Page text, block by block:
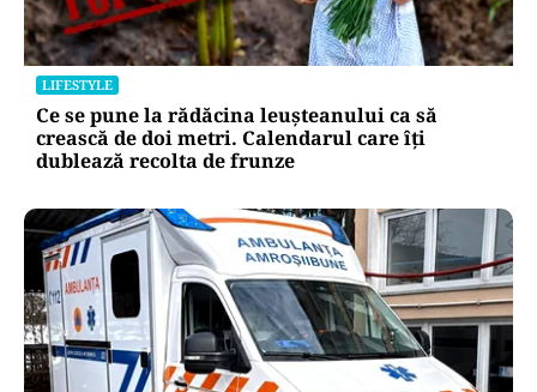
LIFESTYLE
Ce se pune la rădăcina leușteanului ca să
crească de doi metri. Calendarul care îți
dublează recolta de frunze